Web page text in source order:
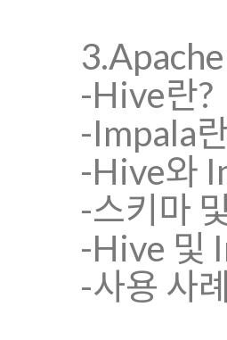
-Hive란?
-Impala
-Hive와
-스키마
-Hive 및
-사용 사례